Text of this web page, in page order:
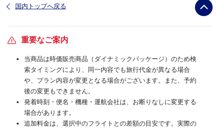
国内トップへ戻る
重要なご案内
当商品は時価販売商品（ダイナミックパッケージ）のため検
索タイミングにより、同一内容でも旅行代金が異なる場合
や、プラン内容が変更となる場合がございます。また、予約
後の変更もできません。
発着時刻・便名・機種・運航会社は、お断りなしに変更する
場合があります。
追加料金は、選択中のフライトとの差額の目安です。実際の